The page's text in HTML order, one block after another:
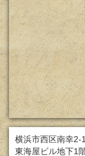
横浜市西区南幸2-
東海屋ビル地下1